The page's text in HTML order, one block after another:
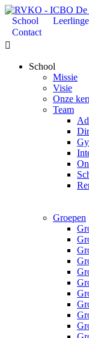
School
Contact

School
Missie
Visie
Onze
Team
Groepen